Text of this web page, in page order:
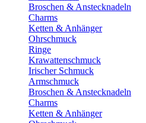
Broschen & Anstecknadeln
Charms
Ketten & Anhänger
Ohrschmuck
Ringe
Krawattenschmuck
Irischer Schmuck
Armschmuck
Broschen & Anstecknadeln
Charms
Ketten & Anhänger